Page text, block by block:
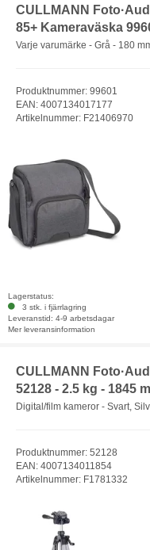
CULLMANN
85+ Kameraväska
Varje varumärke - Grå - 180
Produktnummer: 99601
EAN: 4007134017177
Artikelnummer: F21406970
Lagerstatus:
3 stk. i fjärrlagring
Leveranstid: 4-9 arbetsdagar
Mer leveransinformation
CULLMANN
52128 - 2.5 kg - 1845
Digital/film kameror - Svart,
Produktnummer: 52128
EAN: 4007134011854
Artikelnummer: F1781332